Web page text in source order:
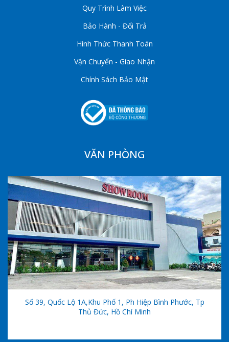
Quy Trình Làm Việc
Bảo Hành - Đổi Trả
Hình Thức Thanh Toán
Vận Chuyển - Giao Nhận
Chính Sách Bảo Mật
VĂN PHÒNG
Số 39, Quốc Lộ 1A,khu Phố 1, Ph Hiệp Bình Phước, Tp
Thủ Đức, Hồ Chí Minh